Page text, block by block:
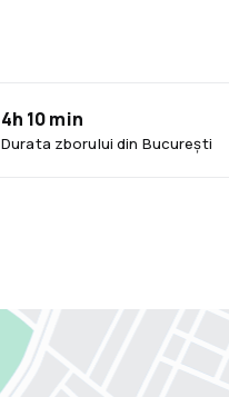
Durata zborului din București
4h 10 min